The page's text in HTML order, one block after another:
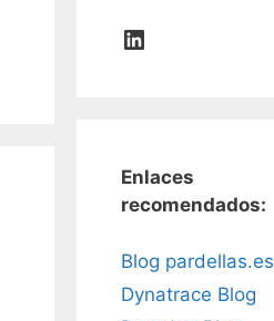
LinkedIn
Enlaces
recomendados:
Blog pardellas.es
Dynatrace Blog